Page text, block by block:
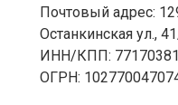
Почтовый адрес:
Останкинская ул.,
ИНН/КПП:
ОГРН: